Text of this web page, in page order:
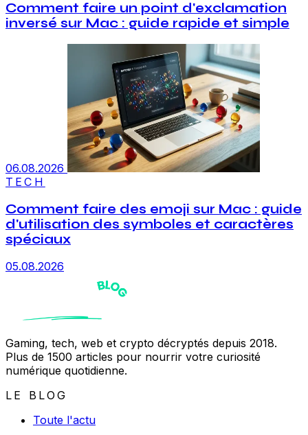
Comment faire un point d'exclamation
inversé sur Mac : guide rapide et simple
06.08.2026
TECH
Comment faire des emoji sur Mac : guide
d'utilisation des symboles et caractères
spéciaux
05.08.2026
Gaming, tech, web et crypto décryptés depuis 2018.
Plus de 1500 articles pour nourrir votre curiosité
numérique quotidienne.
LE BLOG
Toute l'actu